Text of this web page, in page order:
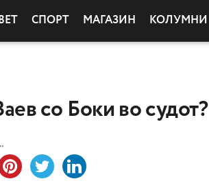
СПОРТ МАГАЗИН КОЛУМНИ
со Боки во судот?